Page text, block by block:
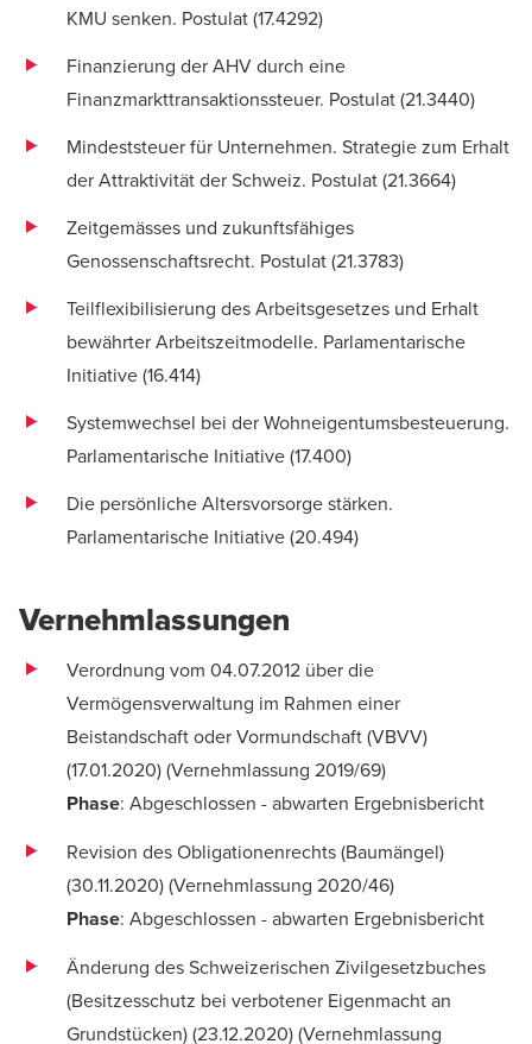
KMU senken. Postulat (17.4292)
Finanzierung der AHV durch eine
Finanzmarkttransaktionssteuer. Postulat (21.3440)
Mindeststeuer für Unternehmen. Strategie zum Erhalt
der Attraktivität der Schweiz. Postulat (21.3664)
Zeitgemässes und zukunftsfähiges
Genossenschaftsrecht. Postulat (21.3783)
Teilflexibilisierung des Arbeitsgesetzes und Erhalt
bewährter Arbeitszeitmodelle. Parlamentarische
Initiative (16.414)
Systemwechsel bei der Wohneigentumsbesteuerung.
Parlamentarische Initiative (17.400)
Die persönliche Altersvorsorge stärken.
Parlamentarische Initiative (20.494)
Vernehmlassungen
Verordnung vom 04.07.2012 über die
Vermögensverwaltung im Rahmen einer
Beistandschaft oder Vormundschaft (VBVV)
(17.01.2020) (Vernehmlassung 2019/69)
Phase: Abgeschlossen - abwarten Ergebnisbericht
Revision des Obligationenrechts (Baumängel)
(30.11.2020) (Vernehmlassung 2020/46)
Phase: Abgeschlossen - abwarten Ergebnisbericht
Änderung des Schweizerischen Zivilgesetzbuches
(Besitzesschutz bei verbotener Eigenmacht an
Grundstücken) (23.12.2020) (Vernehmlassung